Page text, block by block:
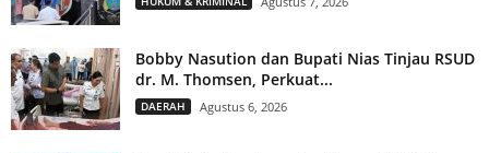
Bobby Nasution dan Bupati Nias Tinjau RSUD
dr. M. Thomsen, Perkuat...
DAERAH Agustus 6, 2026